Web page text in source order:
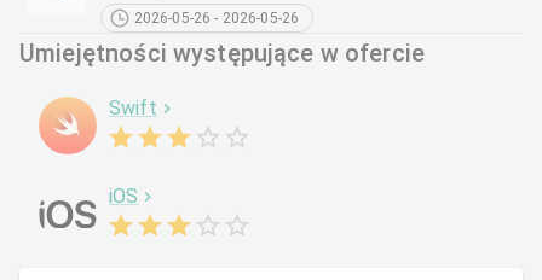
2026-05-26 - 2026-05-26
Umiejętności występujące w ofercie
Swift
iOS